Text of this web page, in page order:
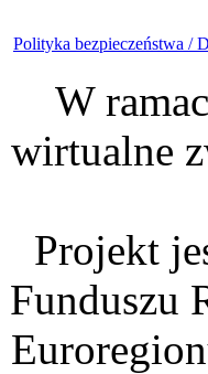
Polityka bezpieczeństwa /
W
wirtualne
Projekt
Funduszu